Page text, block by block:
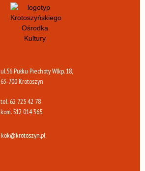
ul.56 Pułku Piechoty Wlkp. 18,
63-700 Krotoszyn
tel. 62 725 42 78
kom.512 014 365
kok@krotoszyn.pl